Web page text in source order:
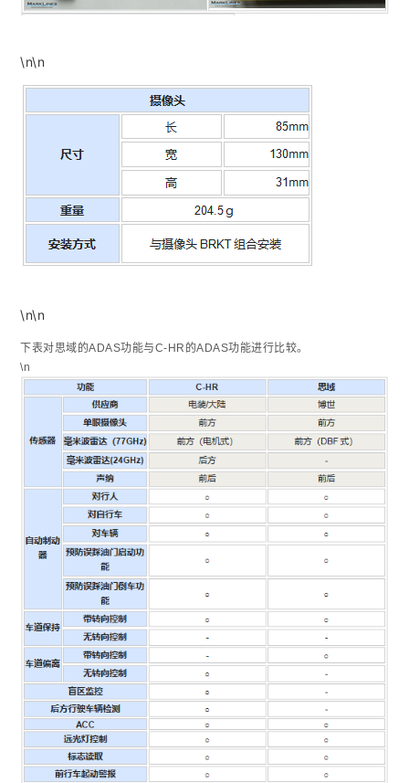
\n\n
\n\n
下表对思域的ADAS功能与C-HR的ADAS功能进行比较。
\n